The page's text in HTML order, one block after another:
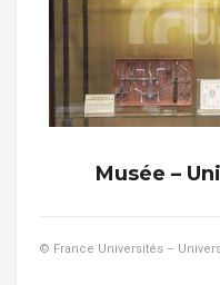
Musée –
© France Universités –